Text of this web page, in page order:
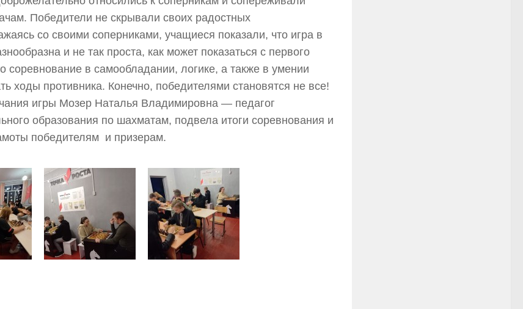
Победители не скрывали своих радостных
со своими соперниками, учащиеся показали, что игра в
и не так проста, как может показаться с первого
соревнование в самообладании, логике, а также в умении
ходы противника. Конечно, победителями становятся не все!
игры Мозер Наталья Владимировна — педагог
образования по шахматам, подвела итоги соревнования и
победителям и призерам.